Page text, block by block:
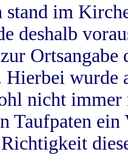
stand im
deshalb
Hierbei wurde
nicht
Taufpaten